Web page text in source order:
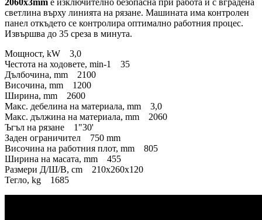
2060x3mm е изключително безопасна при работа и с вградена
светлина върху линията на рязане. Машината има контролен
панел откъдето се контролира оптимално работния процес.
Извършва до 35 среза в минута.
Мощност, kW 3,0
Честота на ходовете, min-1 35
Дълбочина, mm 2100
Височина, mm 1200
Ширина, mm 2600
Макс. дебелина на материала, mm 3,0
Макс. дължина на материала, mm 2060
Ъгъл на рязане 1"30'
Заден ограничител 750 mm
Височина на работния плот, mm 805
Ширина на масата, mm 455
Размери Д/Ш/В, cm 210х260х120
Тегло, kg 1685